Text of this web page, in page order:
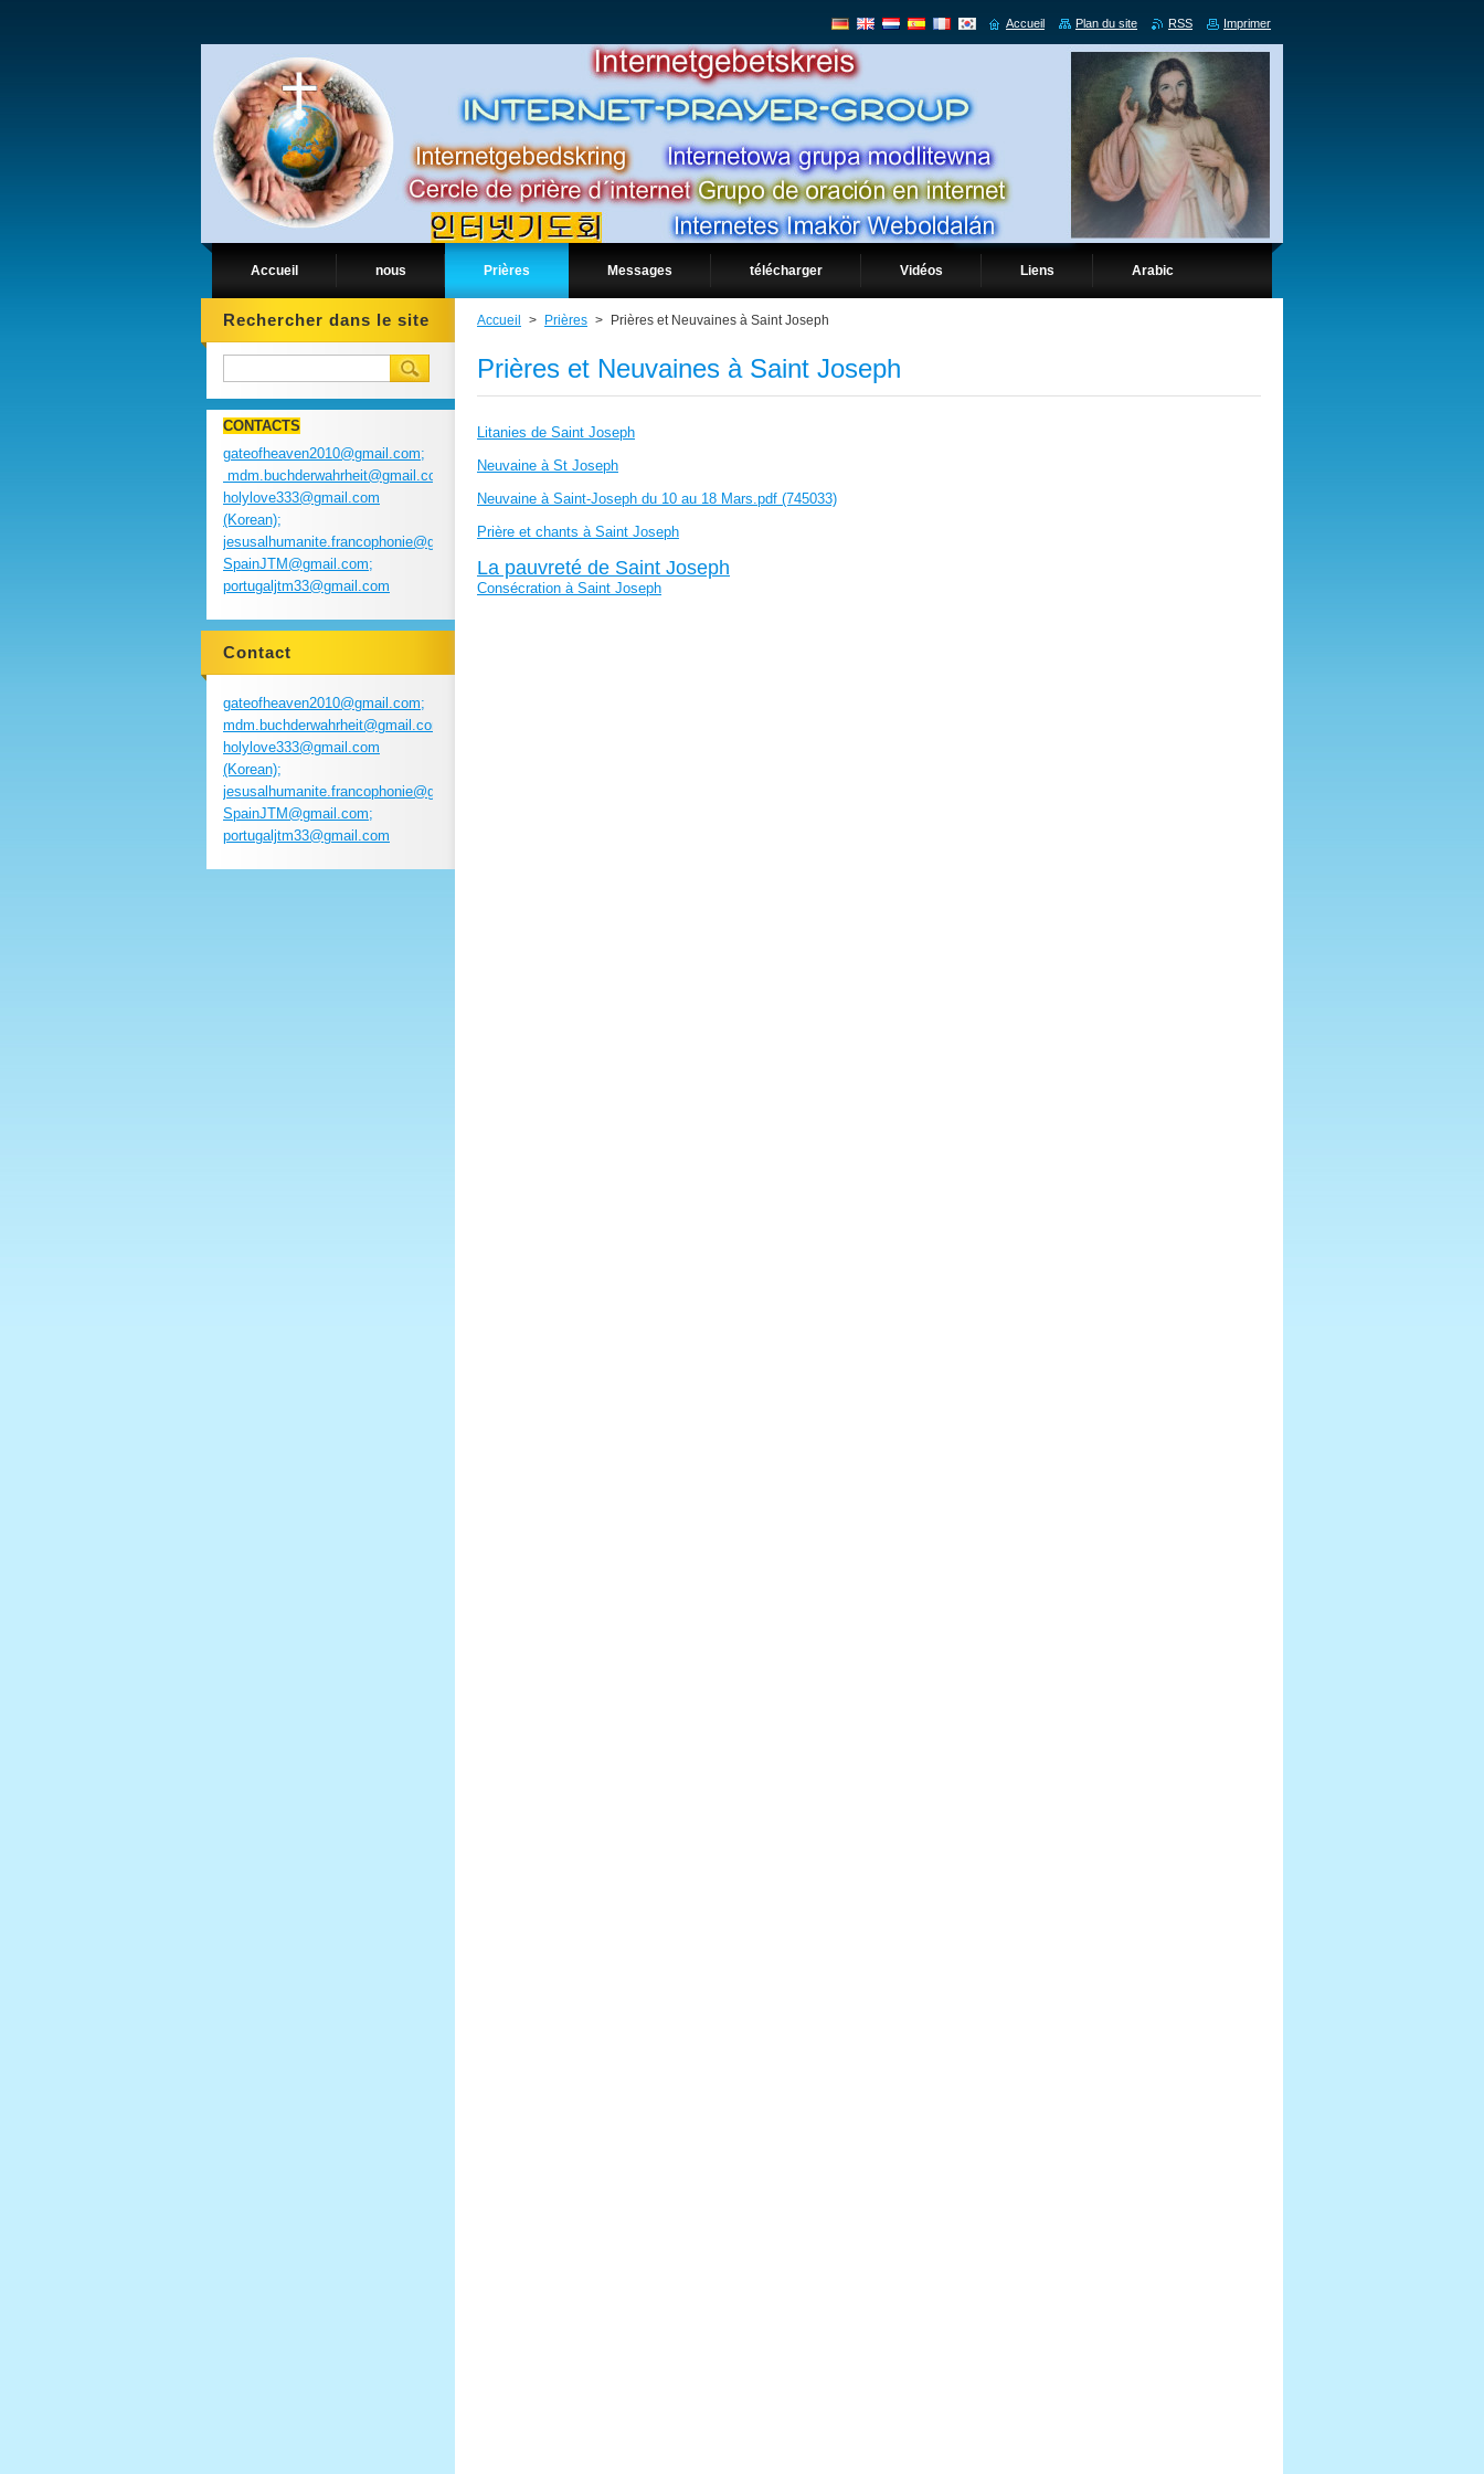
Accueil nous Prières Messages télécharger Vidéos Liens Arabic
Accueil > Prières > Prières et Neuvaines à Saint Joseph
Prières et Neuvaines à Saint Joseph
Litanies de Saint Joseph
Neuvaine à St Joseph
Neuvaine à Saint-Joseph du 10 au 18 Mars.pdf (745033)
Prière et chants à Saint Joseph
La pauvreté de Saint Joseph
Consécration à Saint Joseph
Rechercher dans le site
CONTACTS
gateofheaven2010@gmail.com;
mdm.buchderwahrheit@gmail.com;
holylove333@gmail.com
(Korean);
jesusalhumanite.francophonie@gmail.com;
SpainJTM@gmail.com;
portugaljtm33@gmail.com
Contact
gateofheaven2010@gmail.com;
mdm.buchderwahrheit@gmail.com;
holylove333@gmail.com
(Korean);
jesusalhumanite.francophonie@gmail.com;
SpainJTM@gmail.com;
portugaljtm33@gmail.com
Accueil Plan du site RSS Imprimer